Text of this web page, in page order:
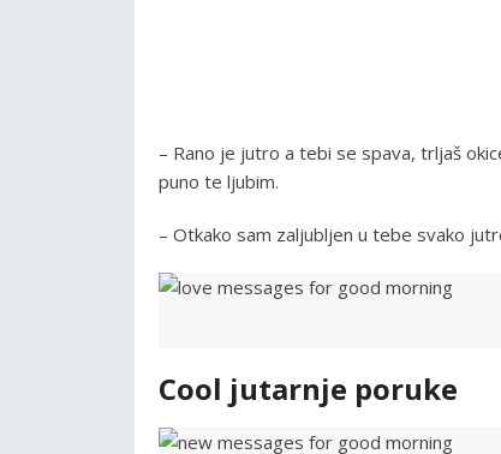
– Rano je jutro a tebi se spava, trljaš
puno te ljubim.
– Otkako sam zaljubljen u tebe svako
Cool jutarnje poruke